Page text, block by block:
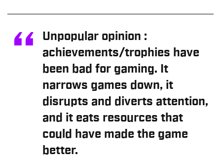
Unpopular opinion :
achievements/trophies have
been bad for gaming. It
narrows games down, it
disrupts and diverts attention,
and it eats resources that
could have made the game
better.